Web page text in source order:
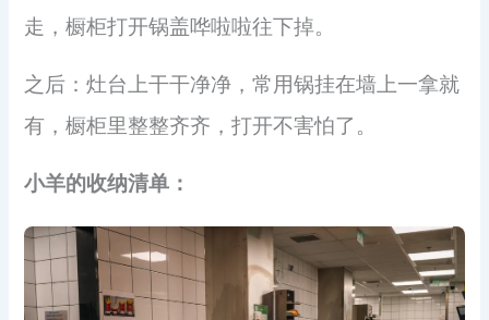
走，橱柜打开锅盖哗啦啦往下掉。
之后：灶台上干干净净，常用锅挂在墙上一拿就
有，橱柜里整整齐齐，打开不害怕了。
小羊的收纳清单：